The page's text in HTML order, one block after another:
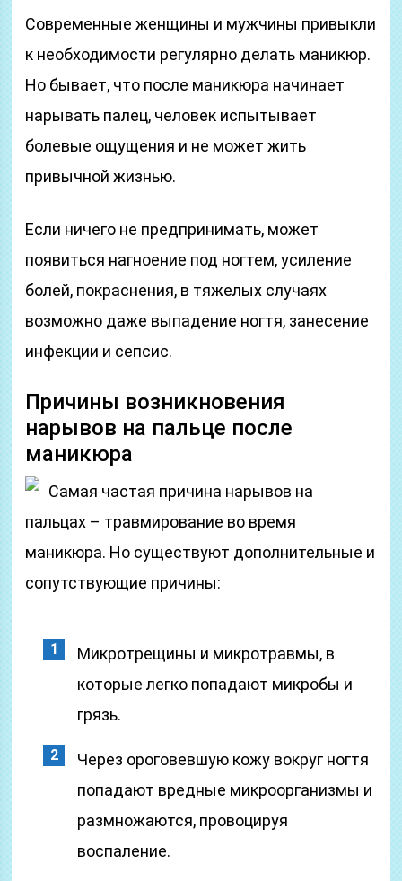
Современные женщины и мужчины привыкли
к необходимости регулярно делать маникюр.
Но бывает, что после маникюра начинает
нарывать палец, человек испытывает
болевые ощущения и не может жить
привычной жизнью.
Если ничего не предпринимать, может
появиться нагноение под ногтем, усиление
болей, покраснения, в тяжелых случаях
возможно даже выпадение ногтя, занесение
инфекции и сепсис.
Причины возникновения
нарывов на пальце после
маникюра
Самая частая причина нарывов на
пальцах – травмирование во время
маникюра. Но существуют дополнительные и
сопутствующие причины:
Микротрещины и микротравмы, в
которые легко попадают микробы и
грязь.
Через ороговевшую кожу вокруг ногтя
попадают вредные микроорганизмы и
размножаются, провоцируя
воспаление.